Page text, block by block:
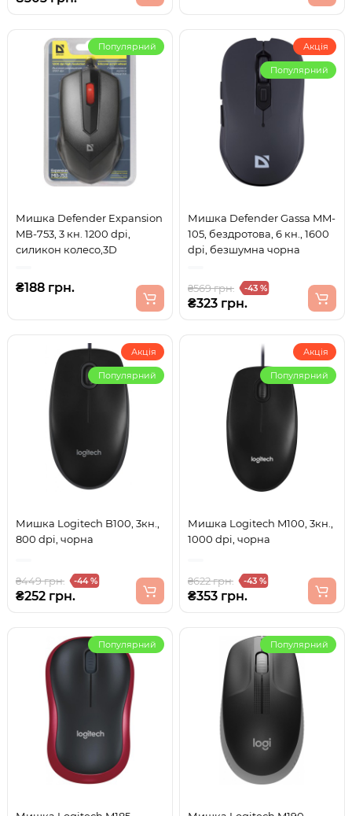
Популярний
Мишка Defender Expansion
MB-753, 3 кн. 1200 dpi,
силикон колесо,3D
₴188 грн.
Акція
Популярний
Мишка Defender Gassa MM-
105, бездротова, 6 кн., 1600
dpi, безшумна чорна
₴569 грн. -43 %
₴323 грн.
Акція
Популярний
Мишка Logitech B100, 3кн.,
800 dpi, чорна
₴449 грн. -44 %
₴252 грн.
Акція
Популярний
Мишка Logitech M100, 3кн.,
1000 dpi, чорна
₴622 грн. -43 %
₴353 грн.
Популярний Популярний